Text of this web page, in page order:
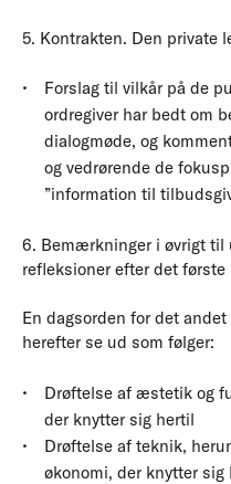
5. Kontrakten. Den private
Forslag til vilkår på de
ordregiver har bedt om
dialogmøde, og
og vedrørende de
”information til
6. Bemærkninger i øvrigt til
refleksioner efter det
En dagsorden for det
herefter se ud som følger:
Drøftelse af æstetik og
der knytter sig hertil
Drøftelse af teknik,
økonomi, der knytter sig